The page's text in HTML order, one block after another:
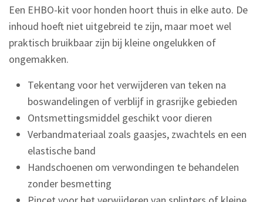
Een EHBO-kit voor honden hoort thuis in elke auto. De
inhoud hoeft niet uitgebreid te zijn, maar moet wel
praktisch bruikbaar zijn bij kleine ongelukken of
ongemakken.
Tekentang voor het verwijderen van teken na
boswandelingen of verblijf in grasrijke gebieden
Ontsmettingsmiddel geschikt voor dieren
Verbandmateriaal zoals gaasjes, zwachtels en een
elastische band
Handschoenen om verwondingen te behandelen
zonder besmetting